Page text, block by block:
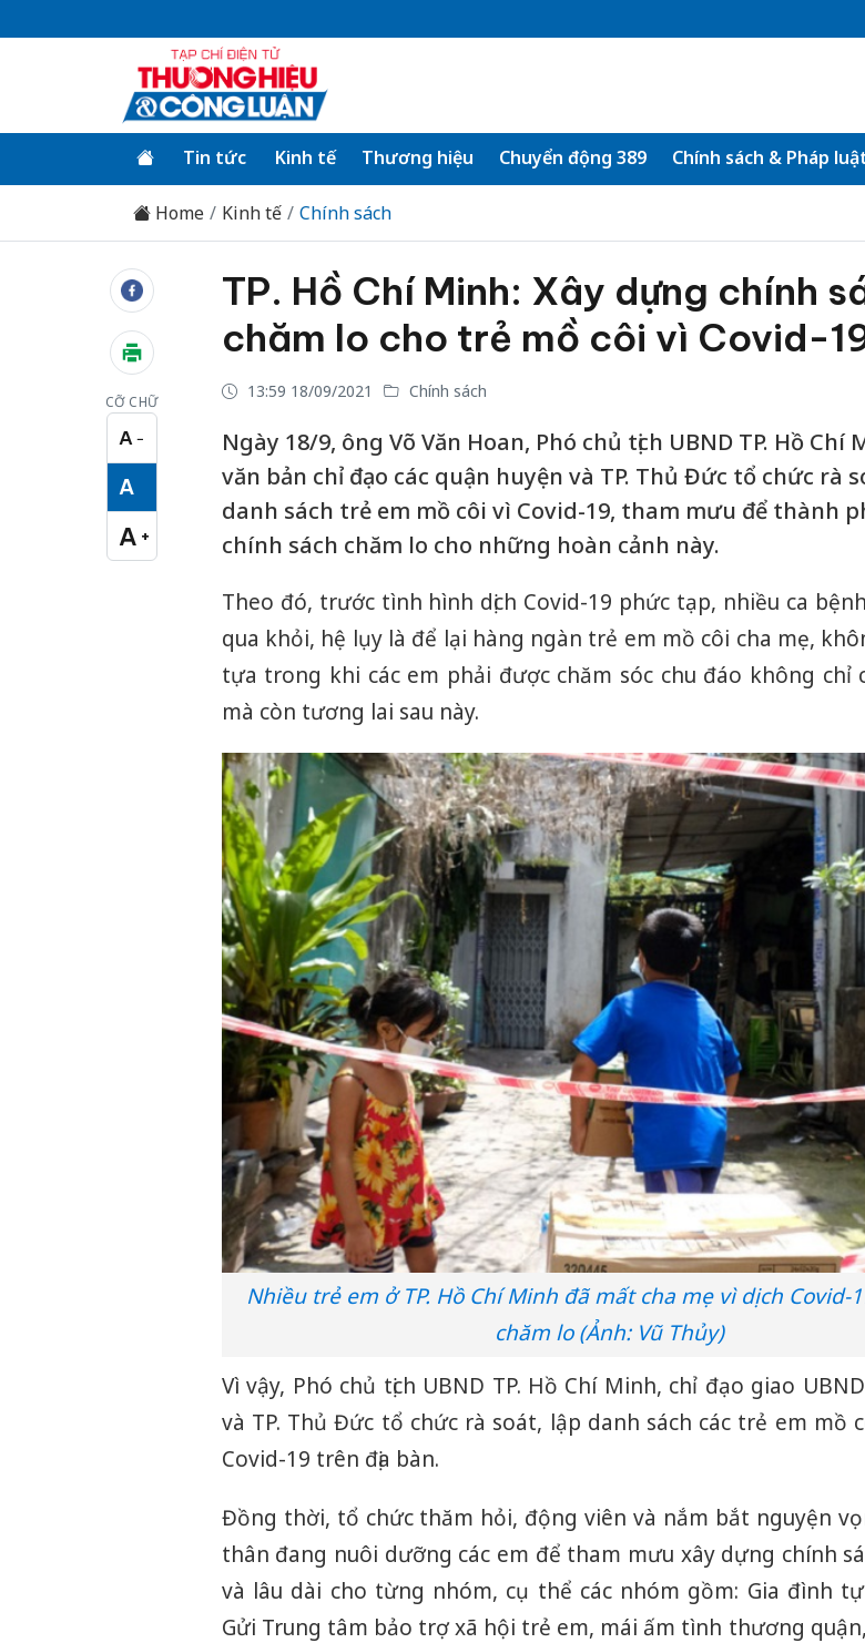
Tin tức Kinh tế Thương hiệu Chuyển động 389 Chính sách & Pháp
Home Kinh tế Chính sách
CỠ CHỮ
A −
Cỡ chữ nhỏ
A
Cỡ chữ vừa
A +
Cỡ chữ lớn
TP. Hồ Chí Minh: Xây dựng chính
chăm lo cho trẻ mồ côi vì Covid-
13:59 18/09/2021 Chính sách
Ngày 18/9, ông Võ Văn Hoan, Phó chủ tịch UBND TP. Hồ Chí
văn bản chỉ đạo các quận huyện và TP. Thủ Đức tổ chức rà
danh sách trẻ em mồ côi vì Covid-19, tham mưu để thành
chính sách chăm lo cho những hoàn cảnh này.
Theo đó, trước tình hình dịch Covid-19 phức tạp, nhiều ca
qua khỏi, hệ lụy là để lại hàng ngàn trẻ em mồ côi cha mẹ,
tựa trong khi các em phải được chăm sóc chu đáo không chỉ
mà còn tương lai sau này.
Nhiều trẻ em ở TP. Hồ Chí Minh đã mất cha mẹ vì dịch Covid-
chăm lo (Ảnh: Vũ Thủy)
Vì vậy, Phó chủ tịch UBND TP. Hồ Chí Minh, chỉ đạo giao
và TP. Thủ Đức tổ chức rà soát, lập danh sách các trẻ em mồ
Covid-19 trên địa bàn.
Đồng thời, tổ chức thăm hỏi, động viên và nắm bắt nguyện
thân đang nuôi dưỡng các em để tham mưu xây dựng chính
và lâu dài cho từng nhóm, cụ thể các nhóm gồm: Gia đình
Gửi Trung tâm bảo trợ xã hội trẻ em, mái ấm tình thương quận,